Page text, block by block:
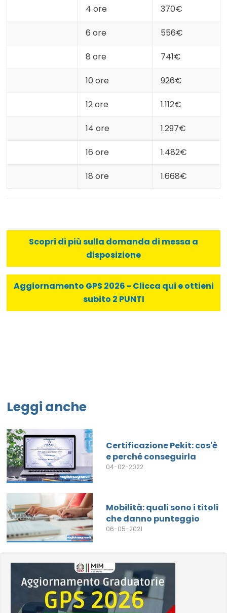
4 ore 370€
6 ore 556€
8 ore 741€
10 ore 926€
12 ore 1.112€
14 ore 1.297€
16 ore 1.482€
18 ore 1.668€
Scopri di più sulla domanda di messa a
disposizione
Aggiornamento GPS 2026 - Clicca qui e ottieni
subito 2 PUNTI
Leggi anche
Certificazione Pekit: cos'è
e perché conseguirla
04-02-2022
Mobilità: quali sono i titoli
che danno punteggio
06-05-2021